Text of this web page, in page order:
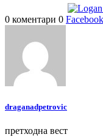
0 коментари 0 Facebook
draganadpetrovic
претходна вест